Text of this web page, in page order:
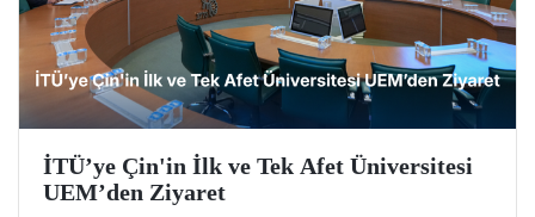
İTÜ’ye Çin'in İlk ve Tek Afet Üniversitesi
UEM’den Ziyaret